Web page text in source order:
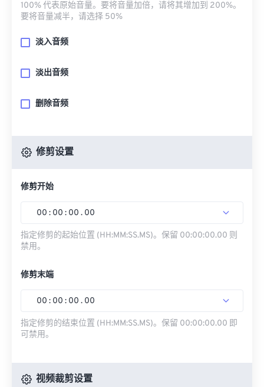
100% 代表原始音量。要将音量加倍，请将其增加到 200%。
要将音量减半，请选择 50%
淡入音频
淡出音频
删除音频
修剪设置
修剪开始
00 : 00 : 00 . 00
指定修剪的起始位置 (HH:MM:SS.MS)。保留 00:00:00.00 则
禁用。
修剪末端
00 : 00 : 00 . 00
指定修剪的结束位置 (HH:MM:SS.MS)。保留 00:00:00.00 即
可禁用。
视频裁剪设置